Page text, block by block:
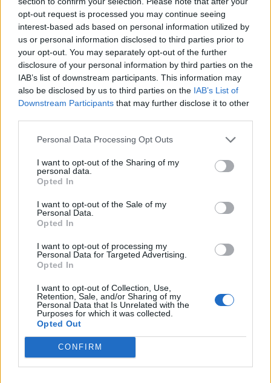
opt-out request is processed you may continue seeing
interest-based ads based on personal information utilized by
us or personal information disclosed to third parties prior to
your opt-out. You may separately opt-out of the further
disclosure of your personal information by third parties on the
IAB’s list of downstream participants. This information may
also be disclosed by us to third parties on the IAB’s List of
Downstream Participants that may further disclose it to other
Personal Data Processing Opt Outs
I want to opt-out of the Sharing of my
personal data.
Opted In
I want to opt-out of the Sale of my
Personal Data.
Opted In
I want to opt-out of processing my
Personal Data for Targeted Advertising.
Opted In
I want to opt-out of Collection, Use,
Retention, Sale, and/or Sharing of my
Personal Data that Is Unrelated with the
Purposes for which it was collected.
Opted Out
CONFIRM
πρόσφατη ετήσια εκκαθάρισή του πλήρωσε όλο
το προϊόν των συνεταίρων του.
Πηγή: agronews.gr
TAGS: ΑΓΡΟΤΙΚΑ